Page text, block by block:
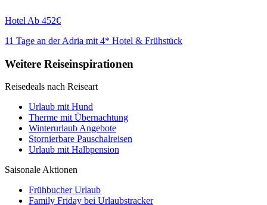
Hotel Ab 452€
11 Tage an der Adria mit 4* Hotel & Frühstück
Weitere Reiseinspirationen
Reisedeals nach Reiseart
Urlaub mit Hund
Therme mit Übernachtung
Winterurlaub Angebote
Stornierbare Pauschalreisen
Urlaub mit Halbpension
Saisonale Aktionen
Frühbucher Urlaub
Family Friday bei Urlaubstracker